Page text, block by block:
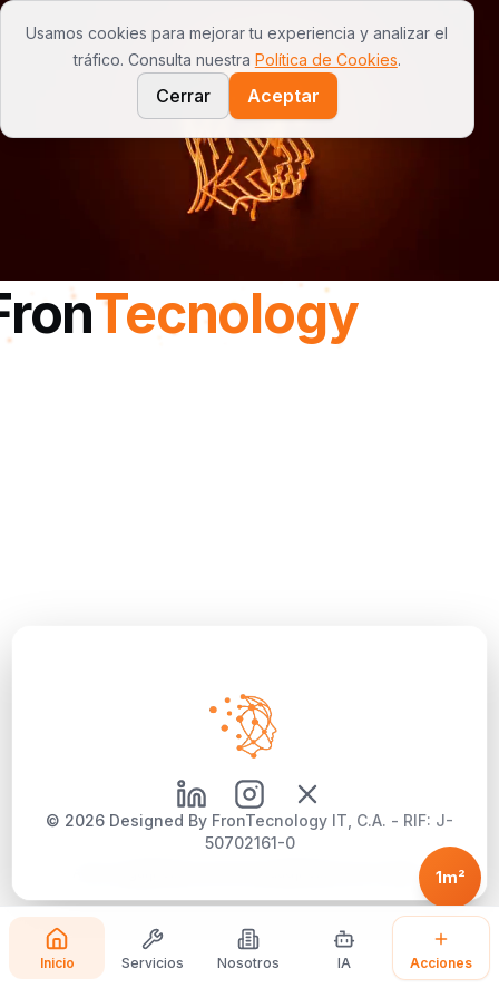
Tu Negocio en 1m² - Kioskos Autónomos
Inicio Servicios Nosotros IA Acciones
Tecnology
© 2026 Designed By FronTecnology IT, C.A. - RIF: J-
50702161-0
Política de Cookies
Usamos cookies para mejorar tu experiencia y analizar el
tráfico. Consulta nuestra Política de Cookies.
Cerrar Aceptar
1m²